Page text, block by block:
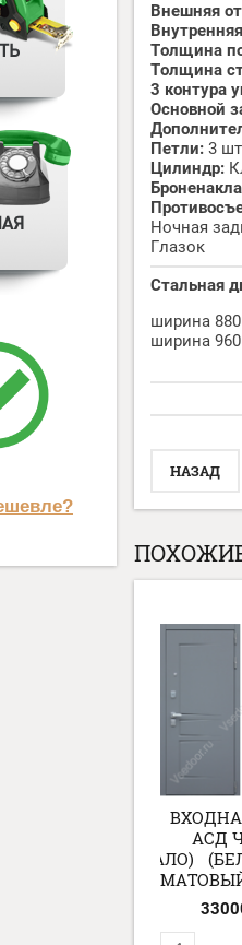
Внешняя
Толщина
Толщина
3 контура
Основной
Петли: 3
Цилиндр:
Ночная
Глазок
Стальная
ширина
ширина
НАЗАД
АСД